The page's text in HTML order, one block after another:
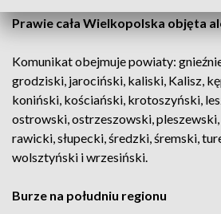
Prawie cała Wielkopolska objęta
Komunikat obejmuje powiaty:
grodziski, jarociński, kaliski, Kalisz,
koniński, kościański, krotoszyński,
ostrowski, ostrzeszowski,
rawicki, słupecki, średzki, śremski,
wolsztyński i wrzesiński.
Burze na południu regionu